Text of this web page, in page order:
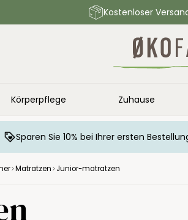
Kostenloser
Körperpflege Zuhause
Sparen Sie 10% bei Ihrer ersten
Matratzen Junior-matratzen